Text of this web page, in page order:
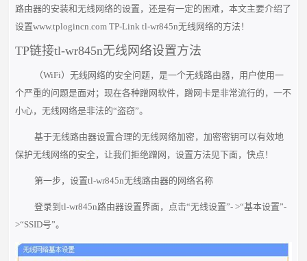
路由器的安装和无线网络的设置，还是有一定的困难，本文主要介绍了
设置www.tplogincn.com TP-Link tl-wr845n无线网络的方法！
TP链接tl-wr845n无线网络设置方法
（WiFi）无线网络的安全问题，是一个无线路由器，用户使用一
个严重的问题是面对；现在各种蹭网软件，蹭网卡是非常流行的，一不
小心，无线网络是非法的“盗窃”。
基于无线路由器设置合理的无线网络加密，加密密钥可以有效地
保护无线网络的安全，让我们拒绝蹭网，设置方法见下面，快点！
第一步，设置tl-wr845n无线路由器的网络名称
登录到tl-wr845n路由器设置界面，点击“无线设置”- >“基本设置”-
>“SSID号”。